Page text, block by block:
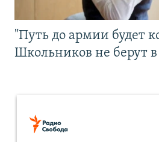
"Путь до армии будет
Школьников не берут в